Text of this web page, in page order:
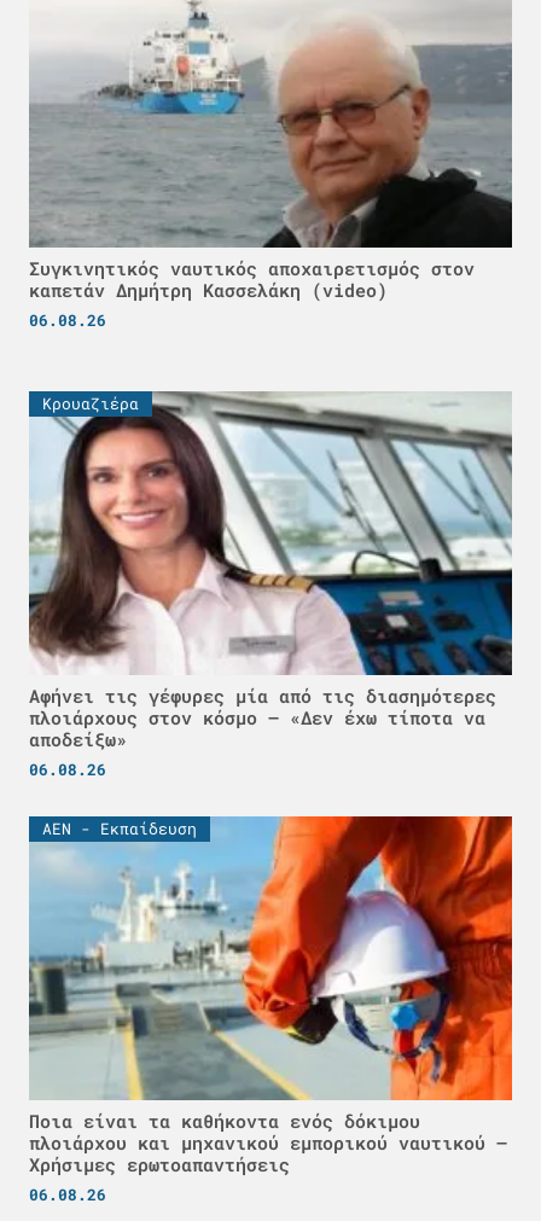
Συγκινητικός ναυτικός αποχαιρετισμός στον
καπετάν Δημήτρη Κασσελάκη (video)
06.08.26
Κρουαζιέρα
Αφήνει τις γέφυρες μία από τις διασημότερες
πλοιάρχους στον κόσμο – «Δεν έχω τίποτα να
αποδείξω»
06.08.26
ΑΕΝ - Εκπαίδευση
Ποια είναι τα καθήκοντα ενός δόκιμου
πλοιάρχου και μηχανικού εμπορικού ναυτικού –
Χρήσιμες ερωτοαπαντήσεις
06.08.26